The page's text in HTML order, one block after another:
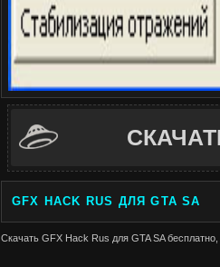
GFX HACK RUS ДЛЯ GTA SA
Скачать GFX Hack Rus для GTA SA бесплатно,